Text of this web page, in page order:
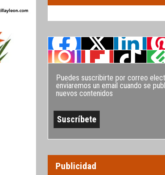
Puedes suscribirte por correo
enviaremos un email cuando se
nuevos contenidos
Publicidad